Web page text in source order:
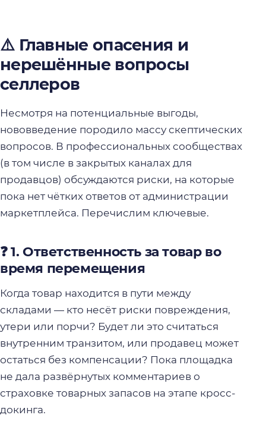
⚠️ Главные опасения и
нерешённые вопросы
селлеров
Несмотря на потенциальные выгоды,
нововведение породило массу скептических
вопросов. В профессиональных сообществах
(в том числе в закрытых каналах для
продавцов) обсуждаются риски, на которые
пока нет чётких ответов от администрации
маркетплейса. Перечислим ключевые.
❓ 1. Ответственность за товар во
время перемещения
Когда товар находится в пути между
складами — кто несёт риски повреждения,
утери или порчи? Будет ли это считаться
внутренним транзитом, или продавец может
остаться без компенсации? Пока площадка
не дала развёрнутых комментариев о
страховке товарных запасов на этапе кросс-
докинга.